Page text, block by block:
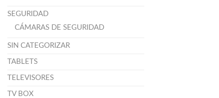
SEGURIDAD
CÁMARAS DE SEGURIDAD
SIN CATEGORIZAR
TABLETS
TELEVISORES
TV BOX